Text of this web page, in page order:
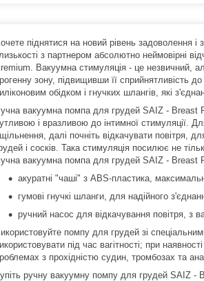
піднятися на новий рівень задоволення і
з партнером абсолютно неймовірні
Вакуумна стимуляція - це незвичний,
зону, підвищивши її сприйнятливість
обідком і гнучких шлангів, які
вакуумна помпа для грудей SAIZ - Breast
і вразливою до інтимної стимуляції.
далі почніть відкачувати повітря,
і сосків. Така стимуляція посилює не
вакуумна помпа для грудей SAIZ - Breast
акуратні "чаші" з ABS-пластика,
гумові гнучкі шланги, для надійного
ручний насос для відкачування повітря, з
помпу для грудей зі
під час вагітності; при
з прохідністю судин, тромбозах та
ручну вакуумну помпу для грудей SAIZ -